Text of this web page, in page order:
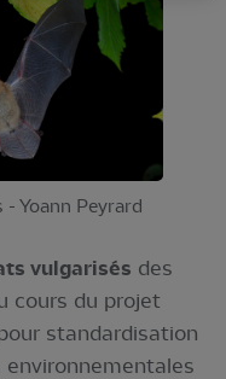
Yoann Peyrard
vulgarisés des
cours du projet
standardisation